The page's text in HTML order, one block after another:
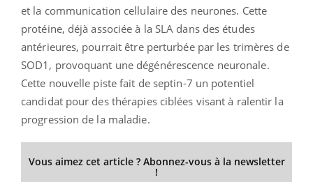
et la communication cellulaire des neurones. Cette
protéine, déjà associée à la SLA dans des études
antérieures, pourrait être perturbée par les trimères de
SOD1, provoquant une dégénérescence neuronale.
Cette nouvelle piste fait de septin-7 un potentiel
candidat pour des thérapies ciblées visant à ralentir la
progression de la maladie.
Vous aimez cet article ? Abonnez-vous à la newsletter
!